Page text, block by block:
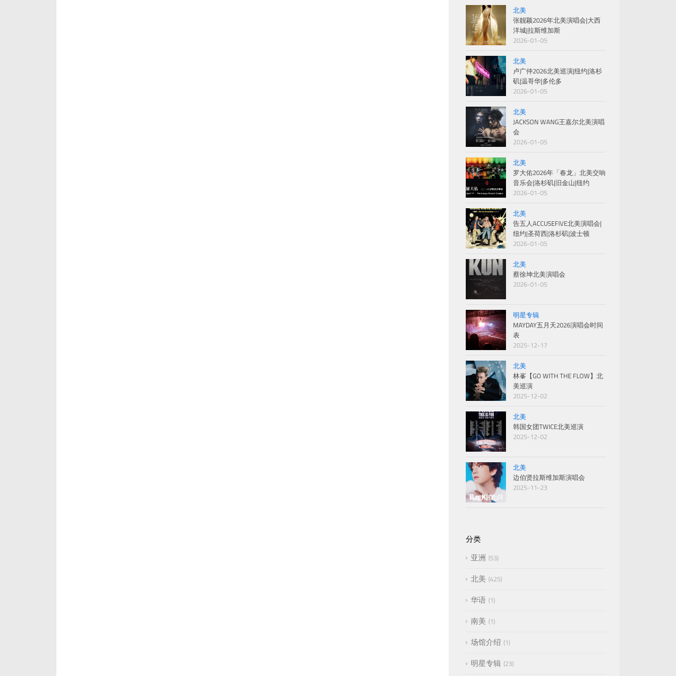
北美
张靓颖2026年北美演唱会|大西
洋城|拉斯维加斯
2026-01-05
北美
卢广仲2026北美巡演|纽约|洛杉
矶|温哥华|多伦多
2026-01-05
北美
JACKSON WANG王嘉尔北美演唱
会
2026-01-05
北美
罗大佑2026年「春龙」北美交响
音乐会|洛杉矶|旧金山|纽约
2026-01-05
北美
告五人ACCUSEFIVE北美演唱会|
纽约|圣荷西|洛杉矶|波士顿
2026-01-05
北美
蔡徐坤北美演唱会
2026-01-05
明星专辑
MAYDAY五月天2026演唱会时间
表
2025-12-17
北美
林峯【GO WITH THE FLOW】北
美巡演
2025-12-02
北美
韩国女团TWICE北美巡演
2025-12-02
北美
边伯贤拉斯维加斯演唱会
2025-11-23
分类
亚洲 53
北美 425
华语 1
南美 1
场馆介绍 1
明星专辑 23